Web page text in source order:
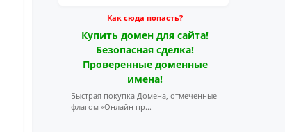
Как сюда попасть?
Купить домен для сайта!
Безопасная сделка!
Проверенные доменные
имена!
Быстрая покупка Домена, отмеченные
флагом «Онлайн пр...